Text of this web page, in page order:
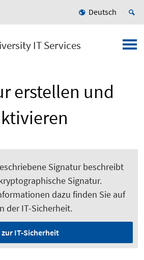
Deutsch
IT Services
erstellen und
Signatur beschreibt
Signatur.
dazu finden Sie auf
der IT-Sicherheit.
zur IT-Sicherheit